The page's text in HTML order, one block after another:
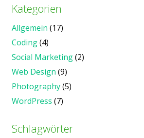
Kategorien
Allgemein (17)
Coding(4)
Social Marketing(2)
Web Design (9)
Photography(5)
WordPress (7)
Schlagwörter